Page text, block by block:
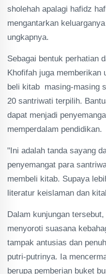
sholehah apalagi hafidz
mengantarkan
ungkapnya.
Sebagai bentuk perhatian
Khofifah juga memberikan
beli kitab masing-masing
20 santriwati terpilih.
dapat menjadi
memperdalam pendidikan.
"Ini adalah tanda sayang
penyemangat para
membeli kitab. Supaya
literatur keislaman dan
Dalam kunjungan
menyoroti suasana
tampak antusias dan
putri-putrinya. Ia
berupa pemberian buket